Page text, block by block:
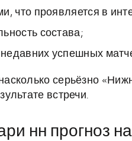
что проявляется в
состава;
успешных
серьёзно
встречи.
нн прогноз